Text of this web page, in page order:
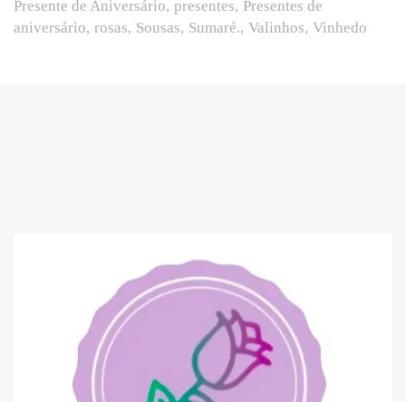
Presente de Aniversário presentes Presentes de
aniversário rosas Sousas Sumaré. Valinhos Vinhedo